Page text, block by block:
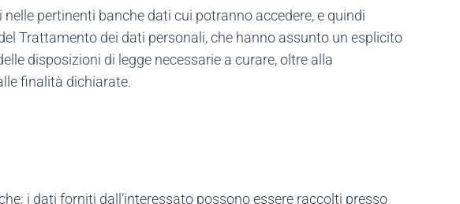
pertinenti banche dati cui potranno accedere, e quindi
Trattamento dei dati personali, che hanno assunto un esplicito
disposizioni di legge necessarie a curare, oltre alla
finalità dichiarate.
i dati forniti dall’interessato possono essere raccolti presso